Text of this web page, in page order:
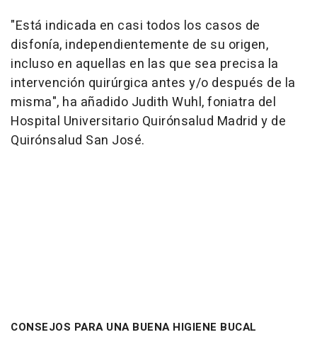
"Está indicada en casi todos los casos de
disfonía, independientemente de su origen,
incluso en aquellas en las que sea precisa la
intervención quirúrgica antes y/o después de la
misma", ha añadido Judith Wuhl, foniatra del
Hospital Universitario Quirónsalud Madrid y de
Quirónsalud San José.
CONSEJOS PARA UNA BUENA HIGIENE BUCAL